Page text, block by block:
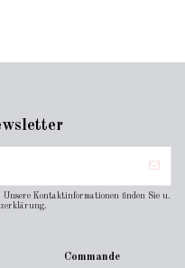
Kontaktinformationen finden Sie u.
Commande